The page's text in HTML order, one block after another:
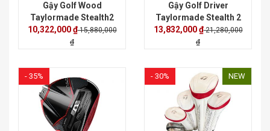
Gậy Golf Wood
Taylormade Stealth2
Plus
10,322,000 ₫15,880,000
₫
Gậy Golf Driver
Taylormade Stealth 2
13,832,000 ₫21,280,000
₫
- 35% - 30% NEW